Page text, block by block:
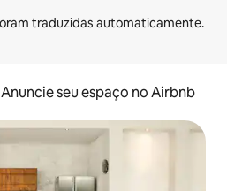
Anuncie seu espaço no Airbnb